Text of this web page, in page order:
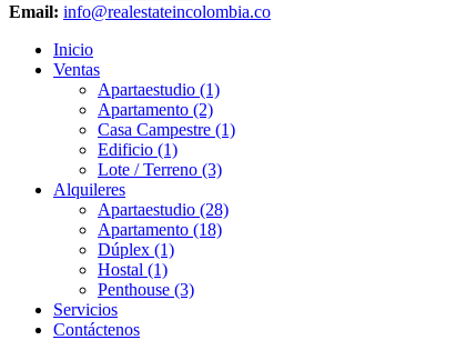
Email: info@realestateincolombia.co
Inicio
Ventas
Apartaestudio (1)
Apartamento (2)
Casa Campestre (1)
Edificio (1)
Lote / Terreno (3)
Alquileres
Apartaestudio (28)
Apartamento (18)
Dúplex (1)
Hostal (1)
Penthouse (3)
Servicios
Contáctenos